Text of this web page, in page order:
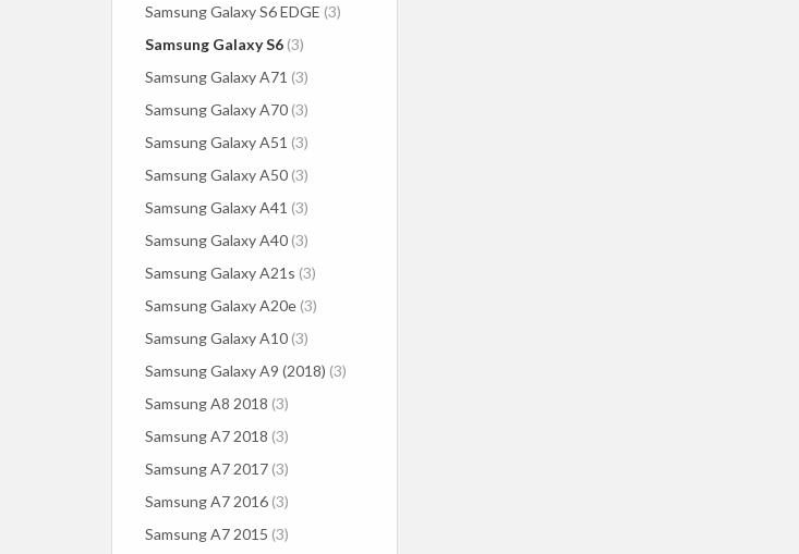
Samsung Galaxy S6 EDGE (3)
Samsung Galaxy S6 (3)
Samsung Galaxy A71 (3)
Samsung Galaxy A70 (3)
Samsung Galaxy A51 (3)
Samsung Galaxy A50 (3)
Samsung Galaxy A41 (3)
Samsung Galaxy A40 (3)
Samsung Galaxy A21s (3)
Samsung Galaxy A20e (3)
Samsung Galaxy A10 (3)
Samsung Galaxy A9 (2018) (3)
Samsung A8 2018 (3)
Samsung A7 2018 (3)
Samsung A7 2017 (3)
Samsung A7 2016 (3)
Samsung A7 2015 (3)